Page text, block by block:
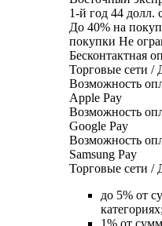
1-й год 44 долл.
До 40% на
покупки Не
Бесконтактная
Торговые сети /
Возможность
Apple Pay
Возможность
Google Pay
Возможность
Samsung Pay
Торговые сети /
до 5% от
категориях;